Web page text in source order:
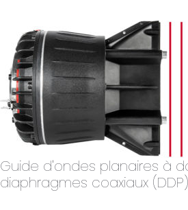
Guide d'ondes planaires à
diaphragmes coaxiaux (DDP)